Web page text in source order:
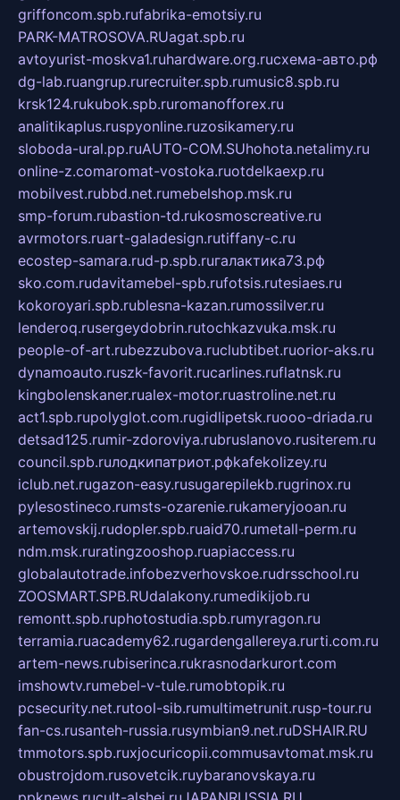
griffoncom.spb.rufabrika-emotsiy.ru
PARK-MATROSOVA.RUagat.spb.ru
avtoyurist-moskva1.ruhardware.org.ruсхема-авто.рф
dg-lab.ruangrup.rurecruiter.spb.rumusic8.spb.ru
krsk124.rukubok.spb.ruromanofforex.ru
analitikaplus.ruspyonline.ruzosikamery.ru
sloboda-ural.pp.ruAUTO-COM.SUhohota.netalimy.ru
online-z.comaromat-vostoka.ruotdelkaexp.ru
mobilvest.rubbd.net.rumebelshop.msk.ru
smp-forum.rubastion-td.rukosmoscreative.ru
avrmotors.ruart-galadesign.rutiffany-c.ru
ecostep-samara.rud-p.spb.ruгалактика73.рф
sko.com.rudavitamebel-spb.rufotsis.rutesiaes.ru
kokoroyari.spb.rublesna-kazan.rumossilver.ru
lenderoq.rusergeydobrin.rutochkazvuka.msk.ru
people-of-art.rubezzubova.ruclubtibet.ruorior-aks.ru
dynamoauto.ruszk-favorit.rucarlines.ruflatnsk.ru
kingbolenskaner.rualex-motor.ruastroline.net.ru
act1.spb.rupolyglot.com.rugidlipetsk.ruooo-driada.ru
detsad125.rumir-zdoroviya.rubruslanovo.rusiterem.ru
council.spb.ruлодкипатриот.рфkafekolizey.ru
iclub.net.rugazon-easy.rusugarepilekb.rugrinox.ru
pylesostineco.rumsts-ozarenie.rukameryjooan.ru
artemovskij.rudopler.spb.ruaid70.rumetall-perm.ru
ndm.msk.ruratingzooshop.ruapiaccess.ru
globalautotrade.infobezverhovskoe.rudrsschool.ru
ZOOSMART.SPB.RUdalakony.rumedikijob.ru
remontt.spb.ruphotostudia.spb.rumyragon.ru
terramia.ruacademy62.rugardengallereya.rurti.com.ru
artem-news.rubiserinca.rukrasnodarkurort.com
imshowtv.rumebel-v-tule.rumobtopik.ru
pcsecurity.net.rutool-sib.rumultimetrunit.rusp-tour.ru
fan-cs.rusanteh-russia.rusymbian9.net.ruDSHAIR.RU
tmmotors.spb.ruxjocuricopii.commusavtomat.msk.ru
obustrojdom.rusovetcik.ruybaranovskaya.ru